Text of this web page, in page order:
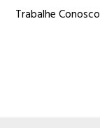
Trabalhe Conosco